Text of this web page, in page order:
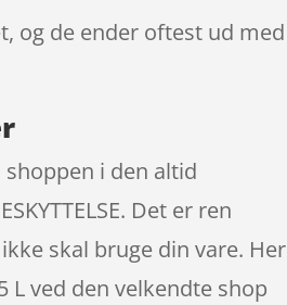
og de ender oftest ud med
i den altid
Det er ren
skal bruge din vare. Her
ved den velkendte shop